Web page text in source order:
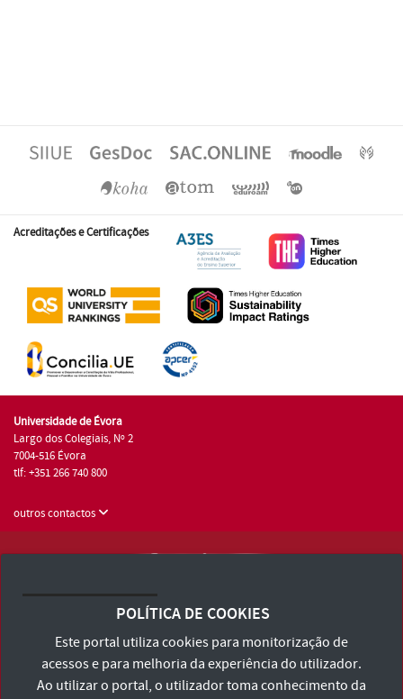
Acreditações e Certificações
Universidade de Évora
Largo dos Colegiais, Nº 2
7004-516 Évora
tlf: +351 266 740 800
outros contactos
Consulte os Termos e Condições e Política de Privacidade
Declaração de Acessibilidade
POLÍTICA DE COOKIES
Este portal utiliza cookies para monitorização de
acessos e para melhoria da experiência do utilizador.
Ao utilizar o portal, o utilizador toma conhecimento da